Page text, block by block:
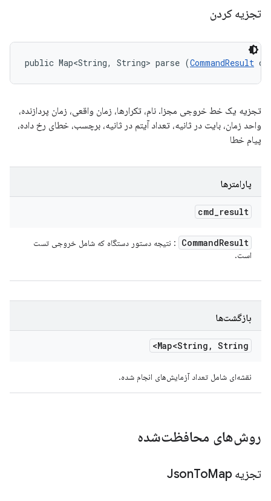
تجزیه کردن
public Map<String, String> parse (CommandResult
تجزیه یک خط خروجی مجزا. نام، تکرارها، زمان واقعی، زمان پردازنده،
واحد زمان، بایت در ثانیه، تعداد آیتم در ثانیه، برچسب، خطای رخ داده،
پیام خطا
پارامترها
cmd_result
CommandResult
: نتیجه دستور دستگاه که شامل خروجی تست
است.
بازگشت‌ها
Map<String , String>
نقشه‌ای شامل تعداد آزمایش‌های انجام شده.
روش‌های محافظت‌شده
تجزیه Json ToMap